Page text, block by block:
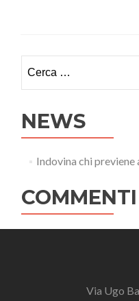
NEWS
Indovina chi previene
Via Ugo